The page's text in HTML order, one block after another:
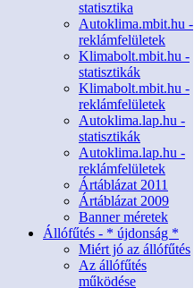
statisztika
Autoklima.mbit.hu -
reklámfelületek
Klimabolt.mbit.hu -
statisztikák
Klimabolt.mbit.hu -
reklámfelületek
Autoklima.lap.hu -
statisztikák
Autoklima.lap.hu -
reklámfelületek
Ártáblázat 2011
Ártáblázat 2009
Banner méretek
Állófűtés - * újdonság *
Miért jó az állófűtés
Az állófűtés
működése